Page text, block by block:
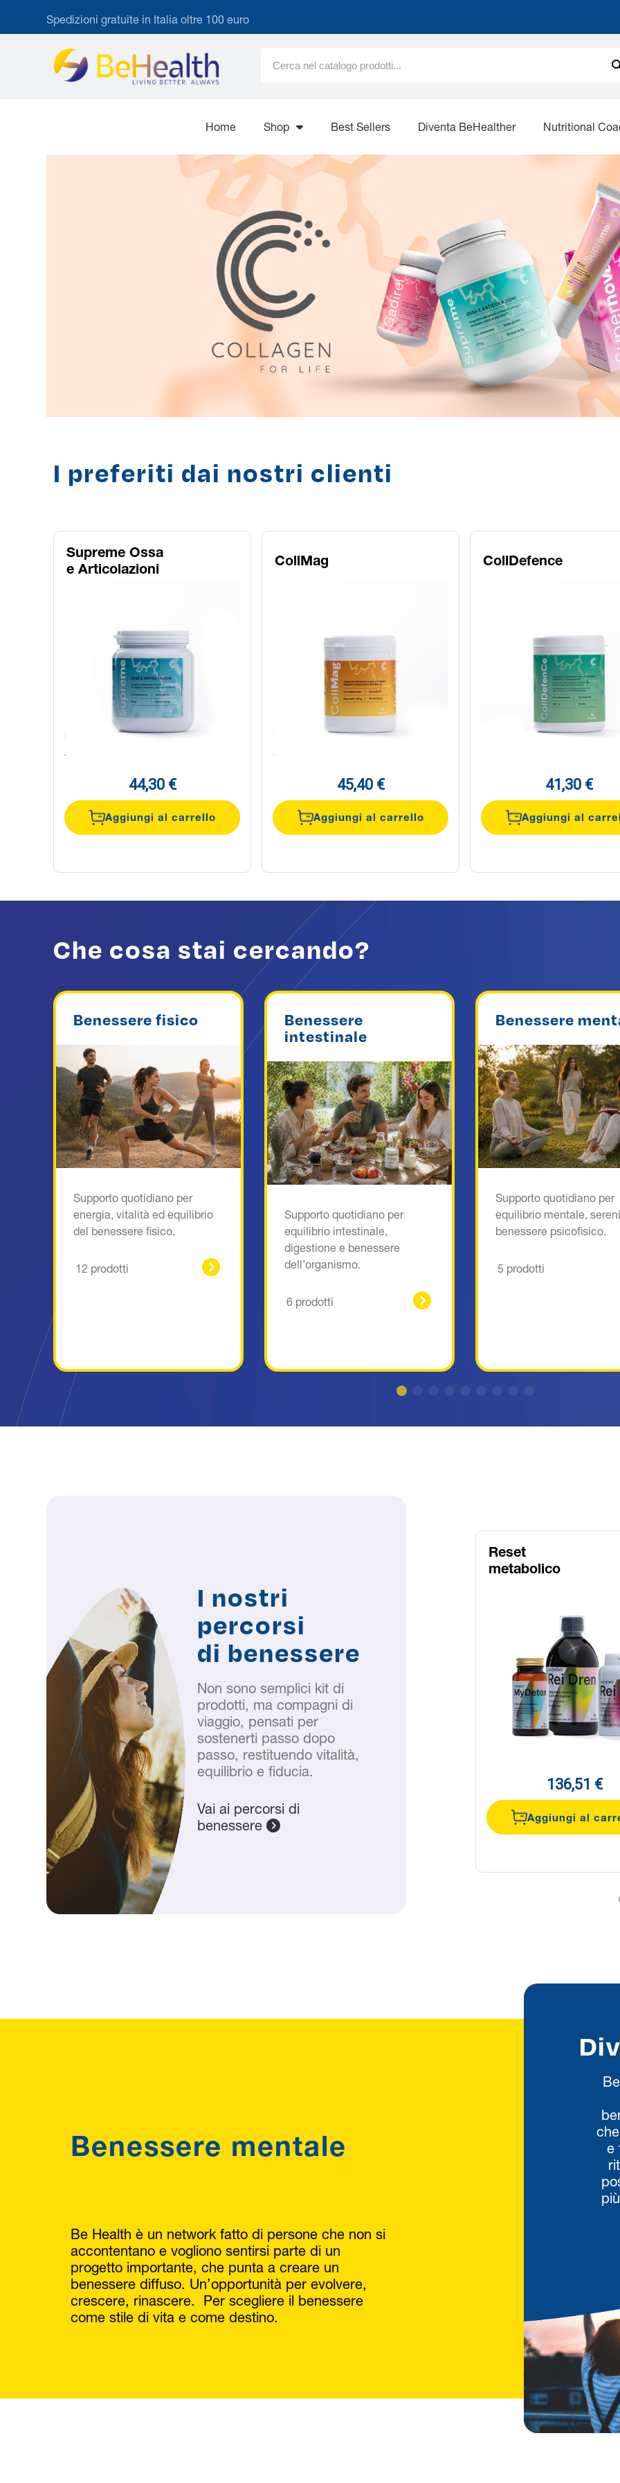
Spedizioni gratuite in Italia oltre 100 euro
Home Shop Best Sellers Diventa BeHealther Nutritional
I preferiti dai nostri clienti
Supreme Ossa
e Articolazioni
44,30 €
Aggiungi al carrello
CollMag
45,40 €
Aggiungi al carrello
CollDefence
41,30 €
Aggiungi al
Che cosa stai cercando?
Benessere fisico
Supporto quotidiano per
energia, vitalità ed equilibrio
del benessere fisico.
12 prodotti
Benessere
intestinale
Supporto quotidiano per
equilibrio intestinale,
digestione e benessere
dell’organismo.
6 prodotti
Benessere
Supporto quotidiano per
equilibrio mentale,
benessere psicofisico.
5 prodotti
I nostri
percorsi
di benessere
Non sono semplici kit di
prodotti, ma compagni di
viaggio, pensati per
sostenerti passo dopo
passo, restituendo vitalità,
equilibrio e fiducia.
Vai ai percorsi di
benessere
Kit Gambe
Leggere
125,90 €
Aggiungi al
Benessere men|
Be Health è un network fatto di persone che non si
accontentano e vogliono sentirsi parte di un
progetto importante, che punta a creare un
benessere diffuso. Un’opportunità per evolvere,
crescere, rinascere. Per scegliere il benessere
come stile di vita e come destino.
e